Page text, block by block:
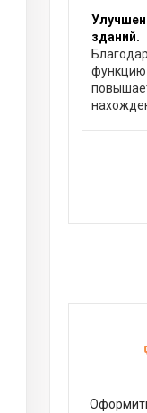
зданий.
функцию